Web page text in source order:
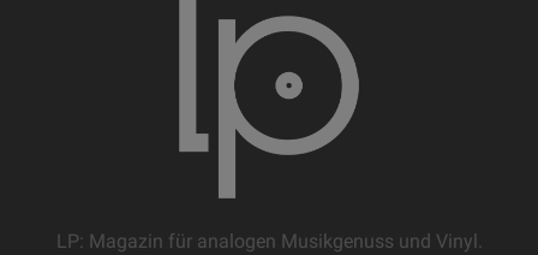
LP: Magazin für analogen Musikgenuss und Vinyl.